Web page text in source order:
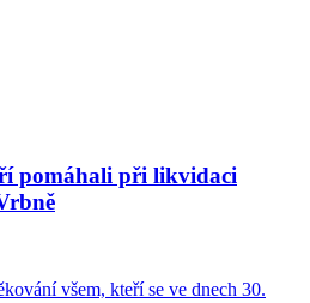
pomáhali při likvidaci
všem, kteří se ve dnech 30.